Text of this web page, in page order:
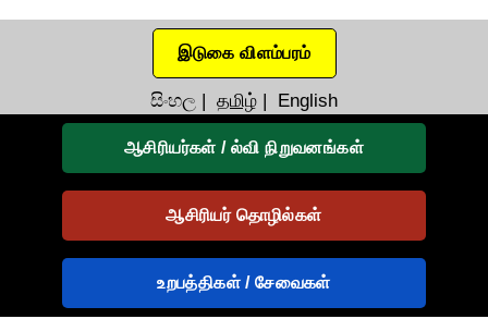
இடுகை விளம்பரம்
සිංහල | தமிழ் | English
ஆசிரியர்கள் / ல்வி நிறுவனங்கள்
ஆசிரியர் தொழில்கள்
உறபத்திகள் / சேவைகள்